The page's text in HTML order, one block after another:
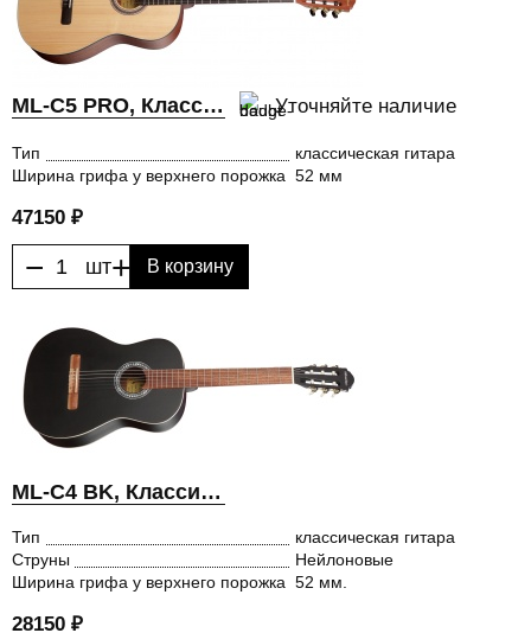
ML-C5 PRO, Классическая гитара, MiLena Music® (МиЛена Мьюзик) Уточняйте наличие
Тип
классическая гитара
Ширина грифа у верхнего порожка 52 мм
47150 ₽
− шт+ В корзину
ML-C4 BK, Классическая гитара, MiLena Music® (МиЛена Мьюзик)
Тип
классическая гитара
Струны
Нейлоновые
Ширина грифа у верхнего порожка 52 мм.
28150 ₽